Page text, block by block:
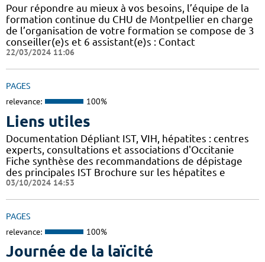
Pour répondre au mieux à vos besoins, l’équipe de la
formation continue du CHU de Montpellier en charge
de l’organisation de votre formation se compose de 3
conseiller(e)s et 6 assistant(e)s : Contact
22/03/2024 11:06
PAGES
relevance: 100%
Liens utiles
Documentation Dépliant IST, VIH, hépatites : centres
experts, consultations et associations d'Occitanie
Fiche synthèse des recommandations de dépistage
des principales IST Brochure sur les hépatites e
03/10/2024 14:53
PAGES
relevance: 100%
Journée de la laïcité